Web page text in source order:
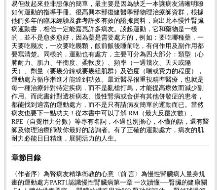
易但做起來並非想像的簡單，最主要是因為缺乏一本讓病友清晰明瞭
如何運動的指導手冊。很高興本部復健醫學部物理治療師資群，根據
他們多年的臨床經驗及參考許多有效的證據資料，寫出此本慢性腎臟
病運動書，相信一定能嘉惠許多病友。談起運動，它和藥物是一樣
的，並不是愈多愈好，因為藥是需要處方的，例如：要吃哪種藥，一
天要吃幾次，一次要吃幾顆，飯前飯後睡前吃，有何作用及副作用都
要寫清楚。同樣的，運動也有處方，主要可分為四大部分：類型（心
肺耐力、肌力、平衡度、柔軟度）、頻率（一週幾次、天天或隔
天）、劑量（要幾分鐘或要幾組肌群）及強度（喘或費力的程度），
運動處方循序漸進才能達到功效。最近醫界很重視精準醫療，也就是
每一種治療針對特定疾病，而不是亂槍打鳥，才能提高療效而減少副
作用。而此書針對透析病友、慢性腎病或合併有其他併發症的患者，
都能找到適當的運動處方，而不是只有請病友簡單的運動而已。當然
病友也要下一點功夫！從本書中可以了解 RM（最大反覆次數）、
RPE（自覺用力分數）等專有名詞，不過也別擔心，不懂的話，還有醫
師及物理治療師做你最好的諮詢者。有了正確的運動處方，病友的肌
耐力必能日日精進，展開活力的人生。
章節目錄
〈作者序〉為腎病友精準衛教的心意〈前 言〉為慢性腎臟病人量身規
畫的運動處方PART1認識慢性腎臟病第一章 一次讀懂──腎臟的健康關